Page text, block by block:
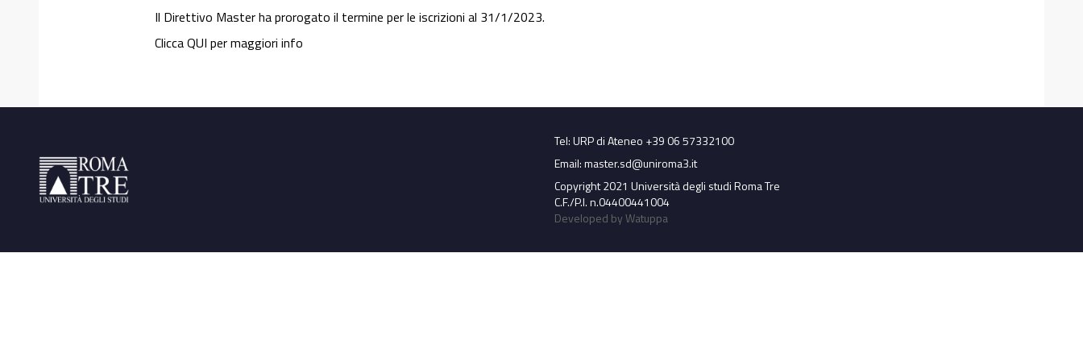
Il Direttivo Master ha prorogato il termine per le iscrizioni al 31/1/2023.
Clicca QUI per maggiori info
Tel: URP di Ateneo +39 06 57332100
Email:master.sd@uniroma3.it
Copyright 2021 Università degli studi Roma Tre
C.F./P.I. n.04400441004
Developed by Watuppa